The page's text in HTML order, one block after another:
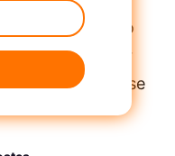
Su inventario
las pérdidas por
ahorra dinero y se